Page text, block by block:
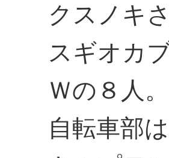
クスノキ
スギオカ
Ｗの８人。
自転車部